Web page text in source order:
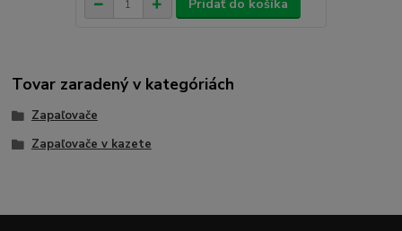
Pridať do košíka
Tovar zaradený v kategóriách
Zapaľovače
Zapaľovače v kazete